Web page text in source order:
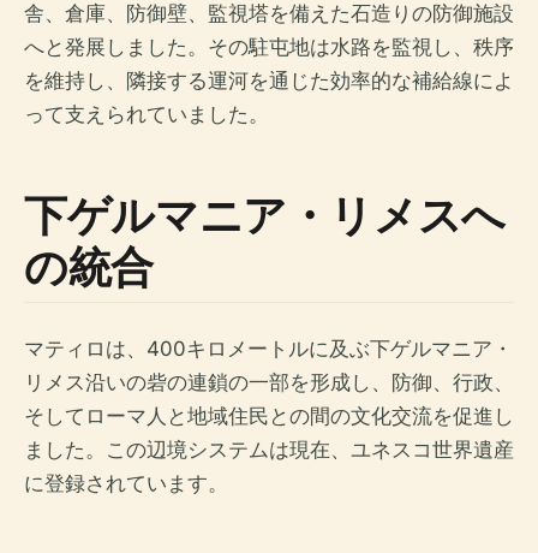
舎、倉庫、防御壁、監視塔を備えた石造りの防御施設
へと発展しました。その駐屯地は水路を監視し、秩序
を維持し、隣接する運河を通じた効率的な補給線によ
って支えられていました。
下ゲルマニア・リメスへ
の統合
マティロは、400キロメートルに及ぶ下ゲルマニア・
リメス沿いの砦の連鎖の一部を形成し、防御、行政、
そしてローマ人と地域住民との間の文化交流を促進し
ました。この辺境システムは現在、ユネスコ世界遺産
に登録されています。